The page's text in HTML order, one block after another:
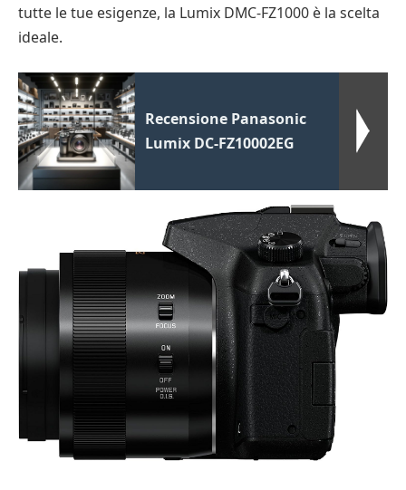
tutte le tue esigenze, la Lumix DMC-FZ1000 è la scelta
ideale.
Recensione Panasonic
Lumix DC-FZ10002EG